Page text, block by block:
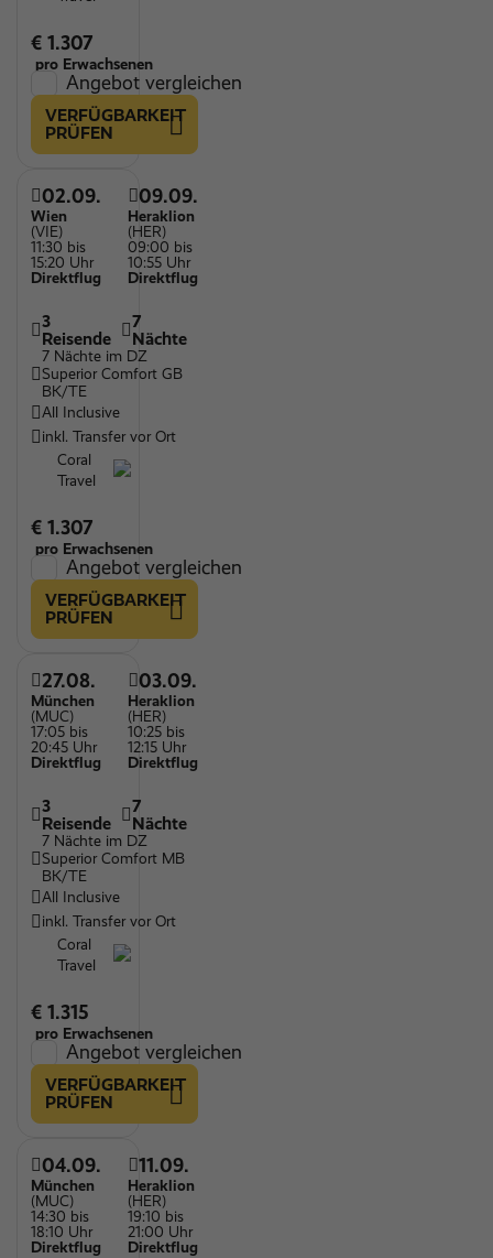
€ 1.307
pro Erwachsenen
Angebot vergleichen
VERFÜGBARKEIT
PRÜFEN
02.09.
Wien
(VIE)
11:30 bis
15:20 Uhr
Direktflug
09.09.
Heraklion
(HER)
09:00 bis
10:55 Uhr
Direktflug
3
Reisende
7
Nächte
7 Nächte im DZ
Superior Comfort GB
BK/TE
All Inclusive
inkl. Transfer vor Ort
Coral
Travel
€ 1.307
pro Erwachsenen
Angebot vergleichen
VERFÜGBARKEIT
PRÜFEN
27.08.
München
(MUC)
17:05 bis
20:45 Uhr
Direktflug
03.09.
Heraklion
(HER)
10:25 bis
12:15 Uhr
Direktflug
3
Reisende
7
Nächte
7 Nächte im DZ
Superior Comfort MB
BK/TE
All Inclusive
inkl. Transfer vor Ort
Coral
Travel
€ 1.315
pro Erwachsenen
Angebot vergleichen
VERFÜGBARKEIT
PRÜFEN
04.09.
München
(MUC)
14:30 bis
18:10 Uhr
Direktflug
11.09.
Heraklion
(HER)
19:10 bis
21:00 Uhr
Direktflug